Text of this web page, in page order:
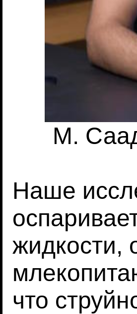
М.
Наше
жидкости,
что